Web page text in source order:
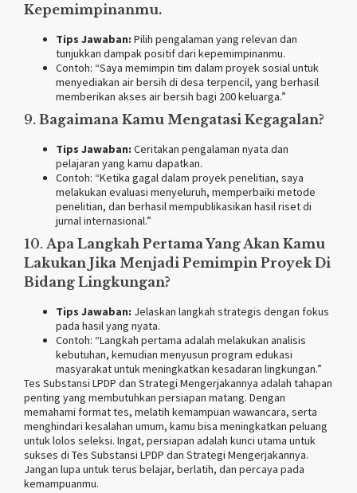
Kepemimpinanmu.
Tips Jawaban: Pilih pengalaman yang relevan dan
tunjukkan dampak positif dari kepemimpinanmu.
Contoh: “Saya memimpin tim dalam proyek sosial untuk
menyediakan air bersih di desa terpencil, yang berhasil
memberikan akses air bersih bagi 200 keluarga.”
9. Bagaimana Kamu Mengatasi Kegagalan?
Tips Jawaban: Ceritakan pengalaman nyata dan
pelajaran yang kamu dapatkan.
Contoh: “Ketika gagal dalam proyek penelitian, saya
melakukan evaluasi menyeluruh, memperbaiki metode
penelitian, dan berhasil mempublikasikan hasil riset di
jurnal internasional.”
10. Apa Langkah Pertama Yang Akan Kamu
Lakukan Jika Menjadi Pemimpin Proyek Di
Bidang Lingkungan?
Tips Jawaban: Jelaskan langkah strategis dengan fokus
pada hasil yang nyata.
Contoh: “Langkah pertama adalah melakukan analisis
kebutuhan, kemudian menyusun program edukasi
masyarakat untuk meningkatkan kesadaran lingkungan.”
Tes Substansi LPDP dan Strategi Mengerjakannya adalah tahapan
penting yang membutuhkan persiapan matang. Dengan
memahami format tes, melatih kemampuan wawancara, serta
menghindari kesalahan umum, kamu bisa meningkatkan peluang
untuk lolos seleksi. Ingat, persiapan adalah kunci utama untuk
sukses di Tes Substansi LPDP dan Strategi Mengerjakannya.
Jangan lupa untuk terus belajar, berlatih, dan percaya pada
kemampuanmu.